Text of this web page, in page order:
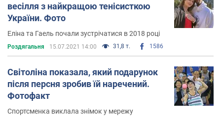
весілля з найкращою тенісисткою
України. Фото
Еліна та Гаель почали зустрічатися в 2018 році
Роздягальня 15.07.2021 14:00 31,8 т. 1586
Світоліна показала, який подарунок
після персня зробив їй наречений.
Фотофакт
Спортсменка виклала знімок у мережу